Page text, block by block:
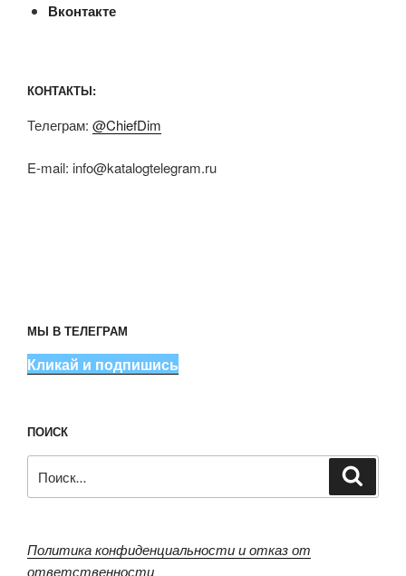
Вконтакте
КОНТАКТЫ:
Телеграм: @ChiefDim
E-mail: info@katalogtelegram.ru
МЫ В ТЕЛЕГРАМ
Кликай и подпишись
ПОИСК
Политика конфиденциальности и отказ от
ответственности